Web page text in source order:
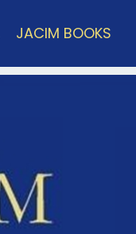
JACIM BOOKS